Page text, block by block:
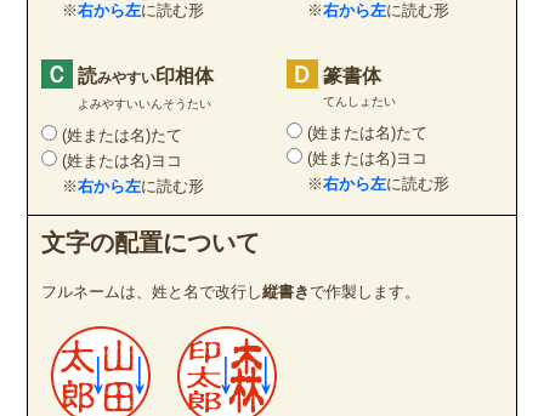
※右から左に読む形
Ｃ 読みやすい印相体
よみやすいいんそうたい
(姓または名)たて
(姓または名)ヨコ
※右から左に読む形
※右から左に読む形
Ｄ 篆書体
てんしょたい
(姓または名)たて
(姓または名)ヨコ
※右から左に読む形
文字の配置について
フルネームは、姓と名で改行し縦書きで作製します。